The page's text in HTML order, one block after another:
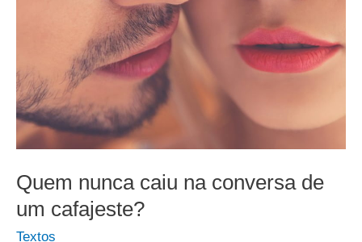
Quem nunca caiu na conversa de
um cafajeste?
Textos